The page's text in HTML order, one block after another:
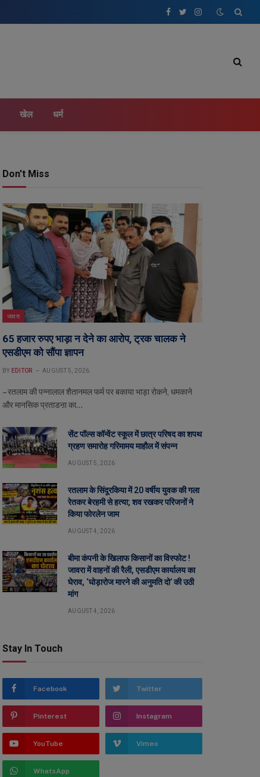
Facebook
TwitterInstagram
खेल धर्म
Don't Miss
जावरा
65 हजार रुपए भाड़ा न देने का आरोप, ट्रक चालक ने
एसडीएम को सौंपा ज्ञापन
BY EDITOR AUGUST 5, 2026
– रतलाम की पन्नालाल शैतानमल फर्म पर बकाया भाड़ा रोकने, धमकाने
और मानसिक प्रताडऩा का…
सेंट पॉल्स कॉन्वेंट स्कूल में छात्र परिषद का शपथ
ग्रहण समारोह गरिमामय माहौल में संपन्न
AUGUST 5, 2026
रतलाम के सिंदूरकिया में 20 वर्षीय युवक की गला
रेतकर बेरहमी से हत्या; शव रखकर परिजनों ने
किया फोरलेन जाम
AUGUST 4, 2026
बीमा कंपनी के खिलाफ किसानों का विस्फोट !
जावरा में वाहनों की रैली, एसडीएम कार्यालय का
घेराव, ‘घोड़ारोज मारने की अनुमति दो’ की उठी
मांग
AUGUST 4, 2026
Stay In Touch
Facebook Twitter
Pinterest Instagram
YouTube Vimeo
WhatsApp